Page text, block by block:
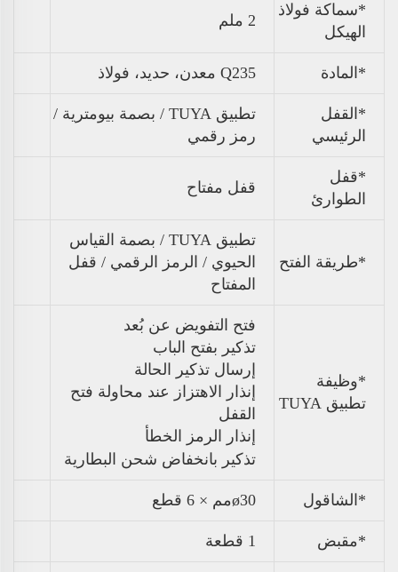
*سماكة فولاذ
الهيكل
2 ملم
*المادة Q235 معدن، حديد، فولاذ
*القفل
الرئيسي
تطبيق TUYA / بصمة بيومترية /
رمز رقمي
*قفل
الطوارئ
قفل مفتاح
*طريقة الفتح
تطبيق TUYA / بصمة القياس
الحيوي / الرمز الرقمي / قفل
المفتاح
*وظيفة
تطبيق TUYA
فتح التفويض عن بُعد
تذكير بفتح الباب
إرسال تذكير الحالة
إنذار الاهتزاز عند محاولة فتح
القفل
إنذار الرمز الخطأ
تذكير بانخفاض شحن البطارية
*الشاقول ø30مم × 6 قطع
*مقبض 1 قطعة